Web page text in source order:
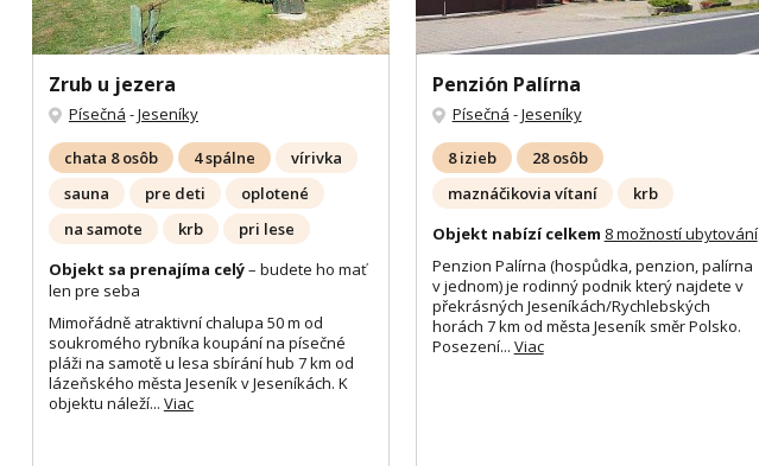
Zrub u jezera
Písečná -Jeseníky
chata 8 osôb 4 spálne
vírivka
sauna
pre deti
oplotené
na samote
krb
pri lese
Objekt sa prenajíma celý– budete ho mať
len pre seba
Mimořádně atraktivní chalupa 50 m od
soukromého rybníka koupání na písečné
pláži na samotě u lesa sbírání hub 7 km od
lázeňského města Jeseník v Jeseníkách. K
objektu náleží... Viac
Penzión Palírna
Písečná -Jeseníky
8 izieb
28 osôb
maznáčikovia vítaní
krb
Objekt nabízí celkem 8 možností ubytování
Penzion Palírna (hospůdka, penzion, palírna
v jednom) je rodinný podnik který najdete v
překrásných Jeseníkách/Rychlebských
horách 7 km od města Jeseník směr Polsko.
Posezení... Viac